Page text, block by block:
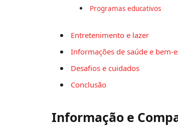
Programas educativos
Entretenimento e lazer
Informações de saúde e bem-
Desafios e cuidados
Conclusão
Informação e